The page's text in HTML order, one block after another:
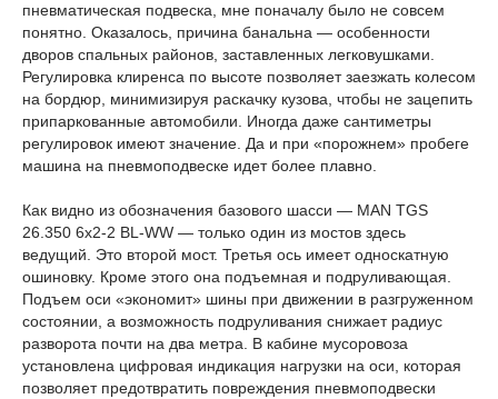
пневматическая подвеска, мне поначалу было не совсем
понятно. Оказалось, причина банальна — особенности
дворов спальных районов, заставленных легковушками.
Регулировка клиренса по высоте позволяет заезжать колесом
на бордюр, минимизируя раскачку кузова, чтобы не зацепить
припаркованные автомобили. Иногда даже сантиметры
регулировок имеют значение. Да и при «порожнем» пробеге
машина на пневмоподвеске идет более плавно.
Как видно из обозначения базового шасси — MAN TGS
26.350 6x2-2 BL-WW — только один из мостов здесь
ведущий. Это второй мост. Третья ось имеет односкатную
ошиновку. Кроме этого она подъемная и подруливающая.
Подъем оси «экономит» шины при движении в разгруженном
состоянии, а возможность подруливания снижает радиус
разворота почти на два метра. В кабине мусоровоза
установлена цифровая индикация нагрузки на оси, которая
позволяет предотвратить повреждения пневмоподвески